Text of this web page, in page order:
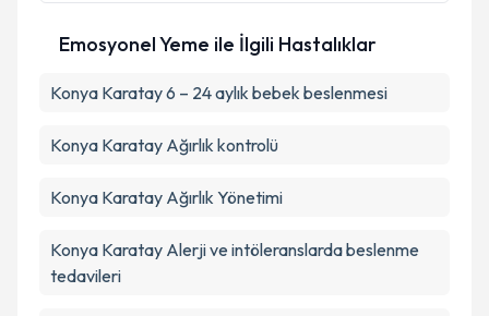
Emosyonel Yeme ile İlgili Hastalıklar
Konya Karatay 6 – 24 aylık bebek beslenmesi
Konya Karatay Ağırlık kontrolü
Konya Karatay Ağırlık Yönetimi
Konya Karatay Alerji ve intöleranslarda beslenme
tedavileri